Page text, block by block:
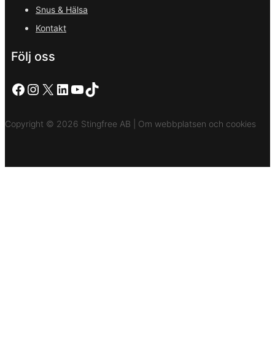
Snus & Hälsa
Kontakt
Följ oss
Facebook
Instagram
X LinkedIn
YouTube
TikTok
Copyright © 2026 Stingfree AB | Om webbplatsen och cookies